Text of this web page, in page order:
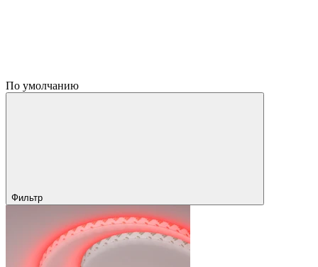
По умолчанию
Фильтр